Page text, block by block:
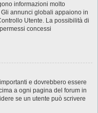
informazioni molto
annunci globali appaiono in
Utente. La possibilità di
concessi
e dovrebbero essere
a ogni pagina del forum in
se un utente può scrivere